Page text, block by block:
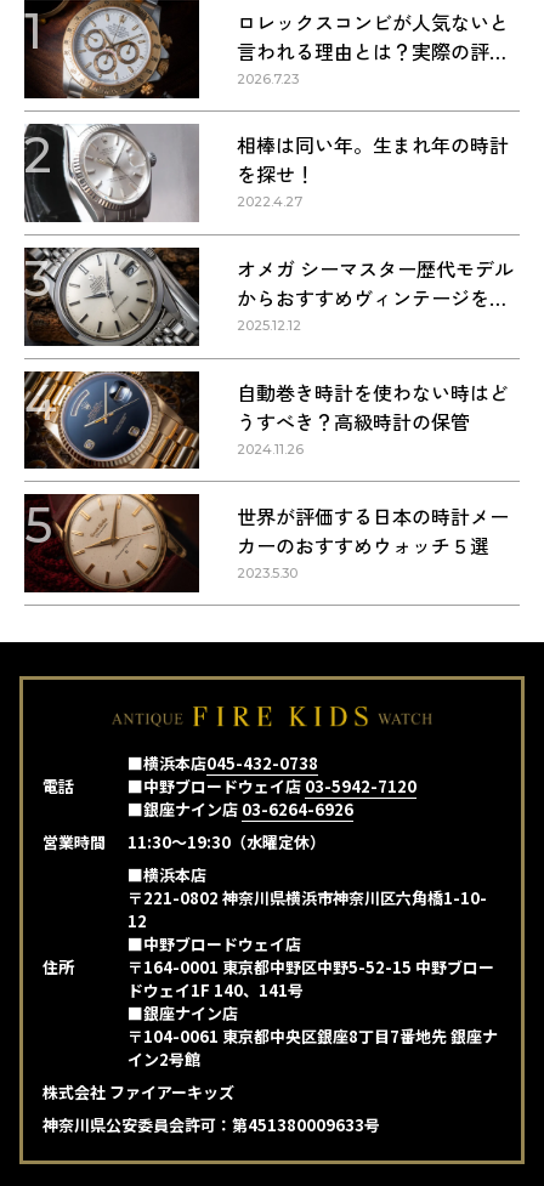
1
ロレックスコンビが人気ないと
言われる理由とは？実際の評価
を解説
2026.7.23
2
相棒は同い年。生まれ年の時計
を探せ！
2022.4.27
3
オメガ シーマスター歴代モデル
からおすすめヴィンテージを紹
介
2025.12.12
4
自動巻き時計を使わない時はど
うすべき？高級時計の保管
2024.11.26
5
世界が評価する日本の時計メー
カーのおすすめウォッチ５選
2023.5.30
電話
■横浜本店045-432-0738
■中野ブロードウェイ店 03-5942-7120
■銀座ナイン店 03-6264-6926
営業時間
11:30～19:30（水曜定休）
住所
■横浜本店
〒221-0802 神奈川県横浜市神奈川区六角橋1-10-
12
■中野ブロードウェイ店
〒164-0001 東京都中野区中野5-52-15 中野ブロー
ドウェイ1F 140、141号
■銀座ナイン店
〒104-0061 東京都中央区銀座8丁目7番地先 銀座ナ
イン2号館
株式会社 ファイアーキッズ
神奈川県公安委員会許可：第451380009633号